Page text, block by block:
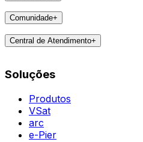
arc
A Areco
Lideranças
Comunidade+
Eventos
Vivências
Central de Atendimento+
Todas as Regiões
Agent
Soluções
Produtos
VSat
arc
e-Pier